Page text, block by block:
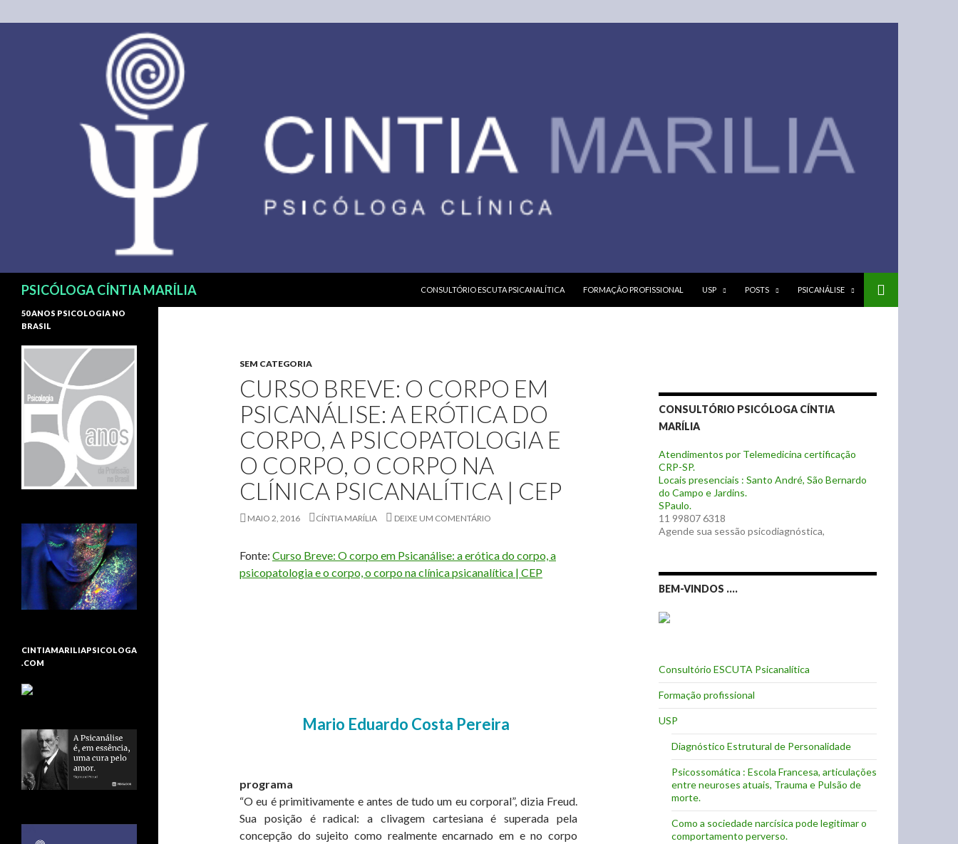
PSICÓLOGA CÍNTIA MARÍLIA
CONSULTÓRIO ESCUTA PSICANALÍTICA
FORMAÇÃO PROFISSIONAL USP POSTS PSICANÁLISE
SEM CATEGORIA
CURSO BREVE: O CORPO EM
PSICANÁLISE: A ERÓTICA DO
CORPO, A PSICOPATOLOGIA E
O CORPO, O CORPO NA
CLÍNICA PSICANALÍTICA | CEP
MAIO 2, 2016 CÍNTIA MARÍLIA DEIXE UM COMENTÁRIO
Fonte: Curso Breve: O corpo em Psicanálise: a erótica do corpo, a
psicopatologia e o corpo, o corpo na clínica psicanalítica | CEP
Mario Eduardo Costa Pereira
programa
“O eu é primitivamente e antes de tudo um eu corporal”, dizia Freud.
Sua posição é radical: a clivagem cartesiana é superada pela
concepção do sujeito como realmente encarnado em e no corpo
CONSULTÓRIO PSICÓLOGA CÍNTIA
MARÍLIA
Atendimentos por Telemedicina certificação
CRP-SP.
Locais presenciais : Santo André, São Bernardo
do Campo e Jardins.
SPaulo.
11 99807 6318
Agende sua sessão psicodiagnóstica,
BEM-VINDOS ….
Consultório ESCUTA Psicanalítica
Formação profissional
USP
Diagnóstico Estrutural de Personalidade
Psicossomática : Escola Francesa, articulações
entre neuroses atuais, Trauma e Pulsão de
morte.
Como a sociedade narcísica pode legitimar o
comportamento perverso.
50 ANOS PSICOLOGIA NO
BRASIL
CINTIAMARILIAPSICOLOGA
.COM